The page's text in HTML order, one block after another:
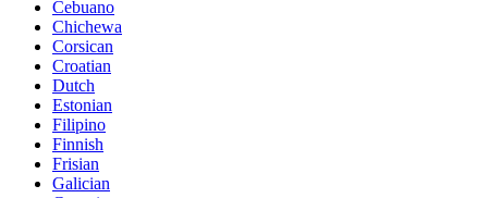
Cebuano
Chichewa
Corsican
Croatian
Dutch
Estonian
Filipino
Finnish
Frisian
Galician